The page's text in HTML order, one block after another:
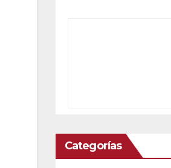
Categorías